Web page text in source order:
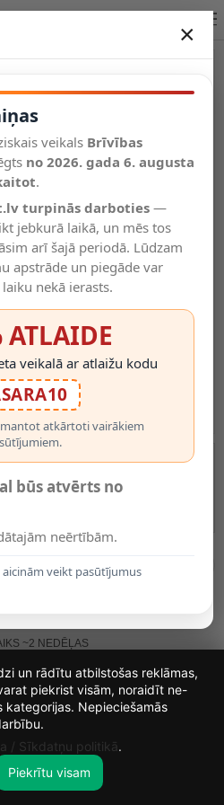
0
-18%
~2 NEDĒĻAS
×
veikals Brīvības
no 2026. gada 6. augusta
.
turpinās darboties—
jebkurā laikā, un mēs tos
arī šajā periodā. Lūdzam
apstrāde un piegāde var
nekā ierasts.
veikalā ar atlaižu kodu
atkārtoti vairākiem
būs atvērts no
neērtībām.
veikt pasūtījumus
57
MIN.
19
un rādītu atbilstošas reklāmas,
piekrist visām, noraidīt ne-
kategorijas. Nepieciešamās
/ Sīkdatņu politikā.
Piekrītu visam